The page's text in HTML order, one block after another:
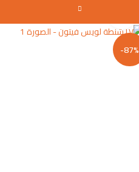
-87%
اضغط للتكبير